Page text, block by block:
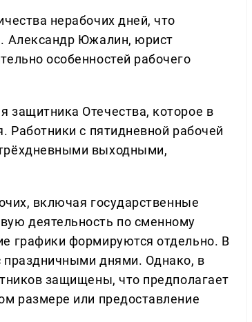
нерабочих дней, что
Александр Южалин, юрист
особенностей рабочего
защитника Отечества, которое в
Работники с пятидневной рабочей
выходными,
включая государственные
деятельность по сменному
графики формируются отдельно. В
праздничными днями. Однако, в
защищены, что предполагает
размере или предоставление